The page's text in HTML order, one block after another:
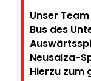
Unser
Bus des
Neusalza-
Hierzu zum